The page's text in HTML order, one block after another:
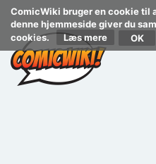
ComicWiki bruger en cookie til
denne hjemmeside giver du
cookies.
Læs mere